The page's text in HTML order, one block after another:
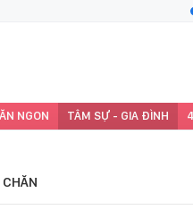
ĂN NGON TÂM SỰ - GIA ĐÌNH